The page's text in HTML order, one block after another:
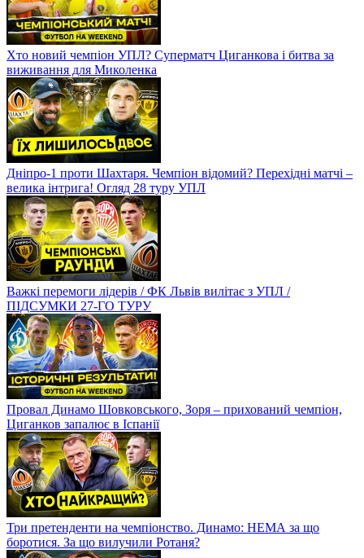
Хто новий чемпіон УПЛ? Суперматч Циганкова і битва за
виживання для Миколенка
Дніпро-1 проти Шахтаря. Чемпіон відомий? Перехідні матчі –
велика інтрига! Огляд 28 туру УПЛ
Важкі перемоги лідерів / ФК Львів вилітає з УПЛ /
ПІДСУМКИ 27-ГО ТУРУ
Провал Динамо Шовковського, Зоря – прихований чемпіон,
Циганков запалює в Іспанії
Три претенденти на чемпіонство. Динамо: НЕМА за що
боротися. За що вилучили Ротаня?